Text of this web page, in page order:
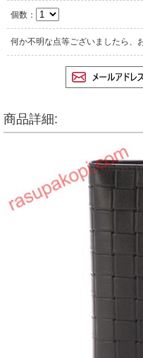
個数：
何か不明な点等ございましたら、
商品詳細: